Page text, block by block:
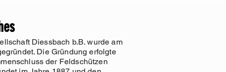
Diessbach b.B. wurde am
Die Gründung erfolgte
der Feldschützen